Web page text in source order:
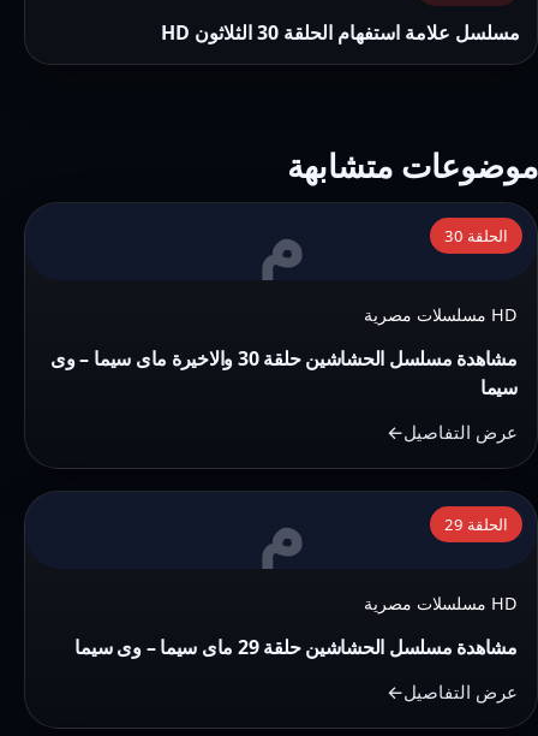
مسلسل علامة استفهام الحلقة 30 الثلاثون HD
موضوعات متشابهة
التفاصيل:
مشاهدة
الحشاشين
حلقة
30
ماى
سيما
–
م الحلقة 30
HD مسلسلات مصرية
مشاهدة مسلسل الحشاشين حلقة 30 والاخيرة ماى سيما – وى
سيما
عرض التفاصيل
التفاصيل:
مشاهدة
الحشاشين
حلقة
ماى
م الحلقة 29
HD مسلسلات مصرية
مشاهدة مسلسل الحشاشين حلقة 29 ماى سيما – وى سيما
عرض التفاصيل